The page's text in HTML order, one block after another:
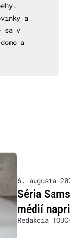
a
sa v
a
6. augusta
Séria
médií
Redakcia